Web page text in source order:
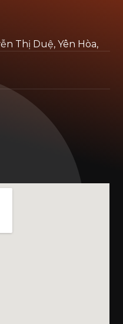
Thị Duệ, Yên Hòa,